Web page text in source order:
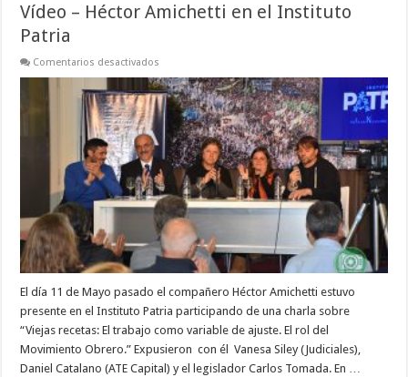
Vídeo – Héctor Amichetti en el Instituto
Patria
Comentarios desactivados
–
Héctor
Amichetti
en
Instituto
Patria
El día 11 de Mayo pasado el compañero Héctor Amichetti estuvo
presente en el Instituto Patria participando de una charla sobre
“Viejas recetas: El trabajo como variable de ajuste. El rol del
Movimiento Obrero.” Expusieron con él Vanesa Siley (Judiciales),
Daniel Catalano (ATE Capital) y el legislador Carlos Tomada. En …